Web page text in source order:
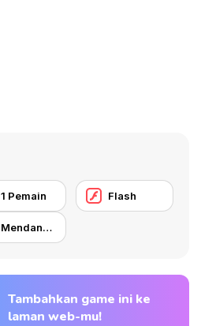
1 Pemain Flash
Mendandani
Tambahkan game ini ke
laman web-mu!